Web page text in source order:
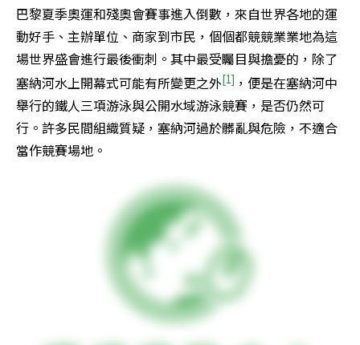
巴黎夏季奧運和殘奧會賽事進入倒數，來自世界各地的運
動好手、主辦單位、商家到市民，個個都競競業業地為這
場世界盛會進行最後衝刺。其中最受矚目與擔憂的，除了
塞納河水上開幕式可能有所變更之外[1] ，便是在塞納河中
舉行的鐵人三項游泳與公開水域游泳競賽，是否仍然可
行。許多民間組織質疑，塞納河過於髒亂與危險，不適合
當作競賽場地。